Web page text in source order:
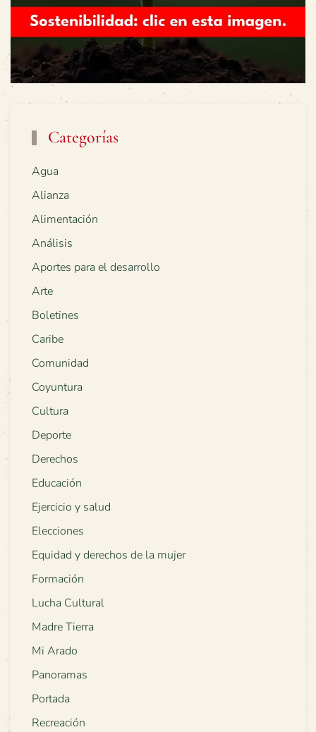
Categorías
Agua
Alianza
Alimentación
Análisis
Aportes para el desarrollo
Arte
Boletines
Caribe
Comunidad
Coyuntura
Cultura
Deporte
Derechos
Educación
Ejercicio y salud
Elecciones
Equidad y derechos de la mujer
Formación
Lucha Cultural
Madre Tierra
Mi Arado
Panoramas
Portada
Recreación